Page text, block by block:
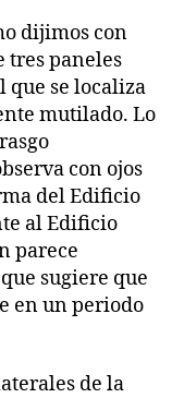
dijimos con
tres paneles
que se localiza
mutilado. Lo
con ojos
del Edificio
al Edificio
parece
sugiere que
en un periodo
de la